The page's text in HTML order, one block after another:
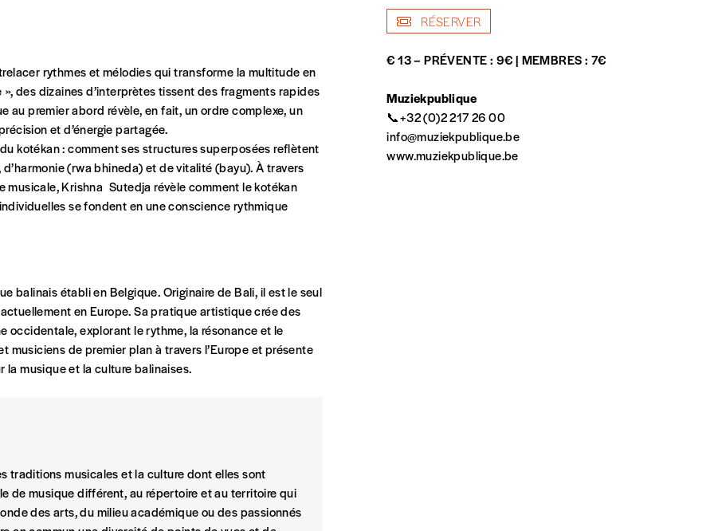
Les mots de passe ne correspondent pas
*champs obligatoires
Par numéro
5€*
*Prix indicatif, frais de port inclus
rythmes et mélodies qui transforme la multitude en
des dizaines d’interprètes tissent des fragments rapides
au premier abord révèle, en fait, un ordre complexe, un
et d’énergie partagée.
kotékan : comment ses structures superposées reflètent
(rwa bhineda) et de vitalité (bayu). À travers
Krishna Sutedja révèle comment le kotékan
se fondent en une conscience rythmique
balinais établi en Belgique. Originaire de Bali, il est le seul
en Europe. Sa pratique artistique crée des
occidentale, explorant le rythme, la résonance et le
de premier plan à travers l’Europe et présente
musique et la culture balinaises.
traditions musicales et la culture dont elles sont
de musique différent, au répertoire et au territoire qui
des arts, du milieu académique ou des passionnés
RÉSERVER
€ 13 – PRÉVENTE : 9€ | MEMBRES : 7€
Muziekpublique
📞+32 (0)2 217 26 00
info@muziekpublique.be
www.muziekpublique.be